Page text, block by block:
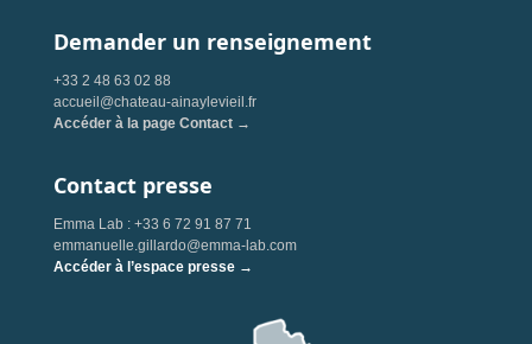
Demander un renseignement
+33 2 48 63 02 88
accueil@chateau-ainaylevieil.fr
Accéder à la page Contact →
Contact presse
Emma Lab : +33 6 72 91 87 71
emmanuelle.gillardo@emma-lab.com
Accéder à l’espace presse →